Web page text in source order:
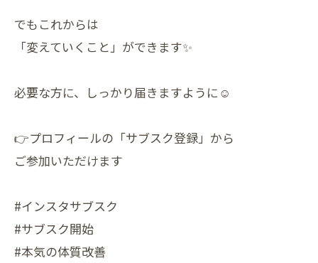
でもこれからは
「変えていくこと」ができます✨
必要な方に、しっかり届きますように☺️
👉プロフィールの「サブスク登録」から
ご参加いただけます
#インスタサブスク
#サブスク開始
#本気の体質改善